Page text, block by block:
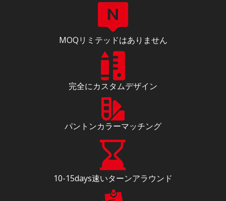
MOQリミテッドはありません
完全にカスタムデザイン
パントンカラーマッチング
10-15days速いターンアラウンド